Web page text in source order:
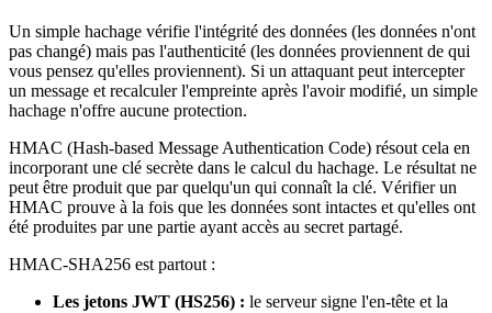
Un simple hachage vérifie l'intégrité des données (les données n'ont
pas changé) mais pas l'authenticité (les données proviennent de qui
vous pensez qu'elles proviennent). Si un attaquant peut intercepter
un message et recalculer l'empreinte après l'avoir modifié, un simple
hachage n'offre aucune protection.
HMAC (Hash-based Message Authentication Code) résout cela en
incorporant une clé secrète dans le calcul du hachage. Le résultat ne
peut être produit que par quelqu'un qui connaît la clé. Vérifier un
HMAC prouve à la fois que les données sont intactes et qu'elles ont
été produites par une partie ayant accès au secret partagé.
HMAC-SHA256 est partout :
Les jetons JWT (HS256) : le serveur signe l'en-tête et la